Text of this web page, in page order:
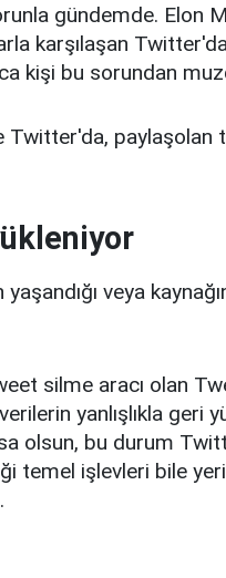
gündemde. Elon
karşılaşan
kişi bu sorundan
Twitter'da,
veya
silme aracı olan
yanlışlıkla geri
olsun, bu durum
temel işlevleri bile